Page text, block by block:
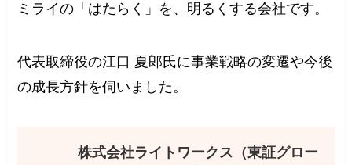
ミライの「はたらく」を、明るくする会社です。
代表取締役の江口 夏郎氏に事業戦略の変遷や今後
の成長方針を伺いました。
株式会社ライトワークス（東証グロー